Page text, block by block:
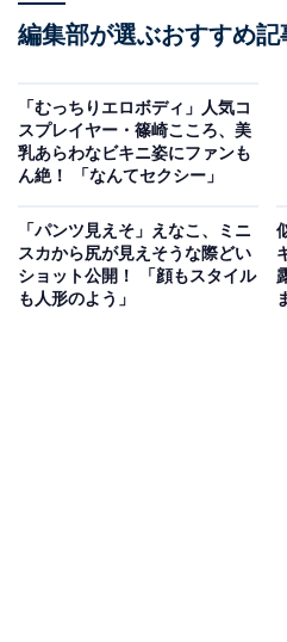
編集部が選ぶおすすめ記
「むっちりエロボディ」人気コ
スプレイヤー・篠崎こころ、美
乳あらわなビキニ姿にファンも
ん絶！ 「なんてセクシー」
「パンツ見えそ」えなこ、ミニ
スカから尻が見えそうな際どい
ショット公開！ 「顔もスタイル
も人形のよう」